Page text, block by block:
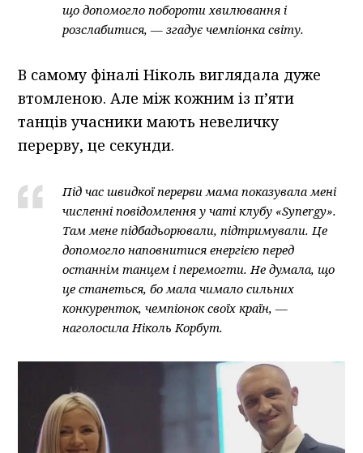
що допомогло побороти хвилювання і
розслабитися, — згадує чемпіонка світу.
В самому фіналі Ніколь виглядала дуже
втомленою. Але між кожним із п’яти
танців учасники мають невеличку
перерву, це секунди.
Під час швидкої перерви мама показувала мені
численні повідомлення у чаті клубу «Synergy».
Там мене підбадьорювали, підтримували. Це
допомогло наповнитися енергією перед
останнім танцем і перемогти. Не думала, що
це станеться, бо мала чимало сильних
конкуренток, чемпіонок своїх країн, —
наголосила Ніколь Корбут.